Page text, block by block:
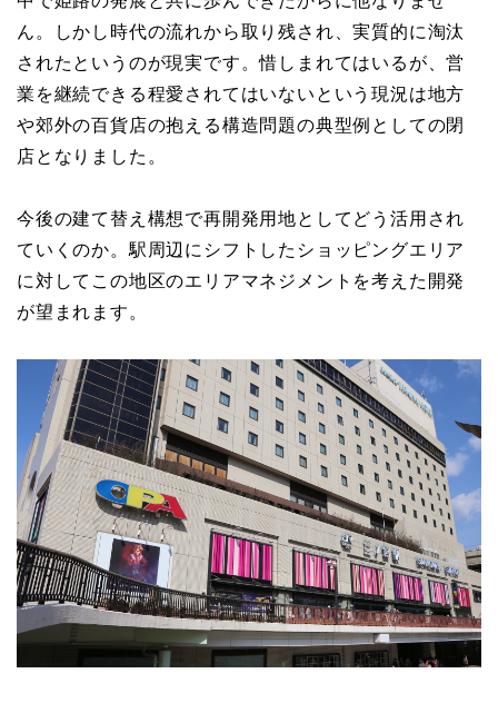
ん。しかし時代の流れから取り残され、実質的に淘汰
されたというのが現実です。惜しまれてはいるが、営
業を継続できる程愛されてはいないという現況は地方
や郊外の百貨店の抱える構造問題の典型例としての閉
店となりました。
今後の建て替え構想で再開発用地としてどう活用され
ていくのか。駅周辺にシフトしたショッピングエリア
に対してこの地区のエリアマネジメントを考えた開発
が望まれます。